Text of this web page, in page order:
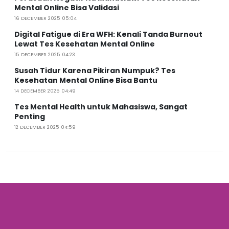
Mental Online Bisa Validasi
16 DECEMBER 2025 05:04
Digital Fatigue di Era WFH: Kenali Tanda Burnout
Lewat Tes Kesehatan Mental Online
15 DECEMBER 2025 04:23
Susah Tidur Karena Pikiran Numpuk? Tes
Kesehatan Mental Online Bisa Bantu
14 DECEMBER 2025 04:49
Tes Mental Health untuk Mahasiswa, Sangat
Penting
12 DECEMBER 2025 04:59